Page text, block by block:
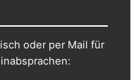
oder per Mail für